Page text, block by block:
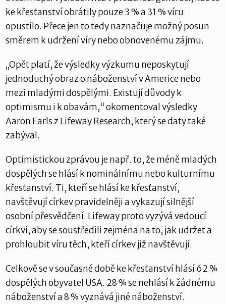
ke křesťanství obrátily pouze 3 % a 31 % víru
opustilo. Přece jen to tedy naznačuje možný posun
směrem k udržení víry nebo obnovenému zájmu.
„Opět platí, že výsledky výzkumu neposkytují
jednoduchý obraz o náboženství v Americe nebo
mezi mladými dospělými. Existují důvody k
optimismu i k obavám,“ okomentoval výsledky
Aaron Earls z Lifeway Research, který se daty také
zabýval.
Optimistickou zprávou je např. to, že méně mladých
dospělých se hlásí k nominálnímu nebo kulturnímu
křesťanství. Ti, kteří se hlásí ke křesťanství,
navštěvují církev pravidelněji a vykazují silnější
osobní přesvědčení. Lifeway proto vyzývá vedoucí
církví, aby se soustředili zejména na to, jak udržet a
prohloubit víru těch, kteří církev již navštěvují.
Celkově se v současné době ke křesťanství hlásí 62 %
dospělých obyvatel USA. 28 % se nehlásí k žádnému
náboženství a 8 % vyznává jiné náboženství.